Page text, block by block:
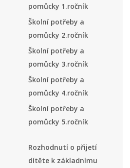
pomůcky 1.ročník
Školní potřeby a
pomůcky 2.ročník
Školní potřeby a
pomůcky 3.ročník
Školní potřeby a
pomůcky 4.ročník
Školní potřeby a
pomůcky 5.ročník
Rozhodnutí o přijetí
dítěte k základnímu